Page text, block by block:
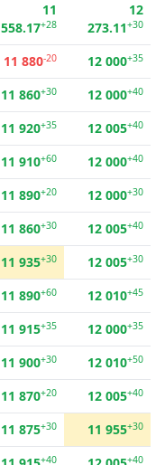
11
558.17+28
12
273.11+30
11 880-20 12 000+35
11 860+30 12 000+40
11 920+35 12 005+40
11 910+60 12 000+40
11 890+20 12 000+30
11 860+30 12 005+40
11 935+30 12 005+30
11 890+60 12 010+45
11 915+35 12 000+35
11 900+30 12 010+50
11 870+20 12 005+40
11 875+30 11 955+30
+40 +40